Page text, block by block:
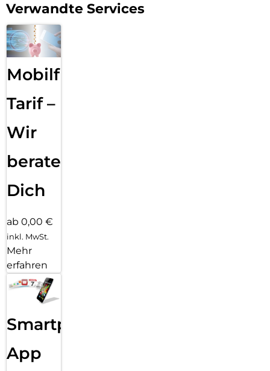
Verwandte Services
Mobilfunk
Tarif –
Wir
beraten
Dich
ab 0,00 €
inkl. MwSt.
Mehr
erfahren
Smartphone
App